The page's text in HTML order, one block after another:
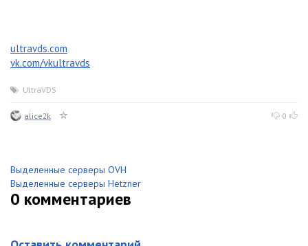
ultravds.com
vk.com/vkultravds
UltraVDS
alice2k 0
Выделенные серверы OVH
Выделенные серверы Hetzner
0 комментариев